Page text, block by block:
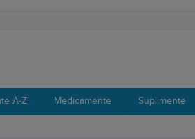
A-Z Medicamente Suplimente